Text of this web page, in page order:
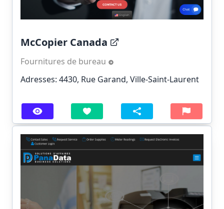
McCopier Canada
Fournitures de bureau
Adresses: 4430, Rue Garand, Ville-Saint-Laurent